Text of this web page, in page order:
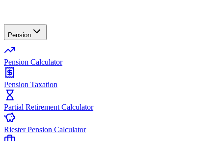
Pension
Pension Calculator
Pension Taxation
Partial Retirement Calculator
Riester Pension Calculator